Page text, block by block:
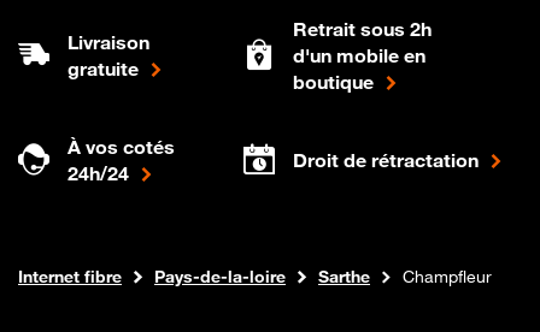
Livraison
gratuite
Retrait sous 2h
d'un mobile en
boutique
À vos cotés
24h/24
Droit de rétractation
Boutique Orange
Internet fibre Pays-de-la-loire Sarthe Champfleur